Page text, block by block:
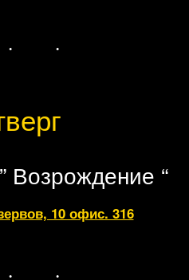
Возрождение “
10 офис. 316